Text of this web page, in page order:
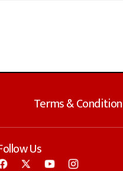
Terms &
Us